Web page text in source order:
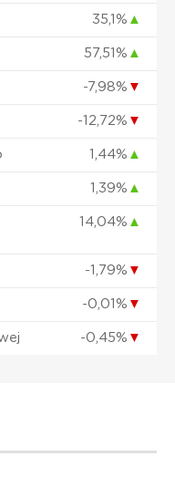
35,1% ▲
57,51% ▲
-7,98% ▼
-12,72% ▼
1,44% ▲
1,39% ▲
14,04% ▲
-1,79% ▼
-0,01% ▼
-0,45% ▼